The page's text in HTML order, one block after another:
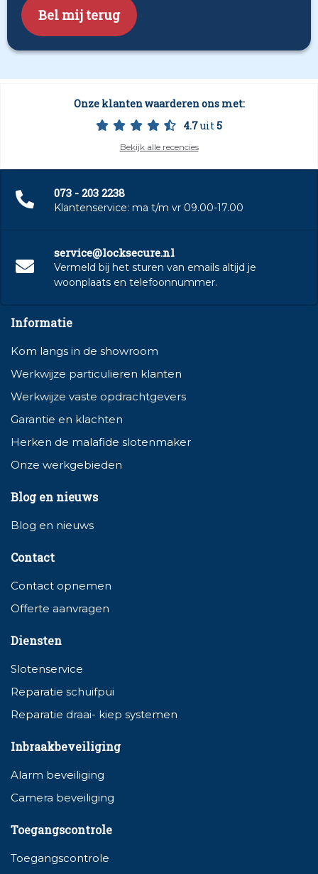
Onze klanten waarderen ons met:
4.7uit5
Bekijk alle recencies
Informatie
Kom langs in de showroom
Werkwijze particulieren klanten
Werkwijze vaste opdrachtgevers
Garantie en klachten
Herken de malafide slotenmaker
Onze werkgebieden
Blog en nieuws
Blog en nieuws
Contact
Contact opnemen
Offerte aanvragen
Diensten
Slotenservice
Reparatie schuifpui
Reparatie draai- kiep systemen
Inbraakbeveiliging
Alarm beveiliging
Camera beveiliging
Toegangscontrole
Toegangscontrole
073 - 203 2238
Klantenservice: ma t/m vr 09.00-17.00
service@locksecure.nl
Vermeld bij het sturen van emails altijd je
woonplaats en telefoonnummer.